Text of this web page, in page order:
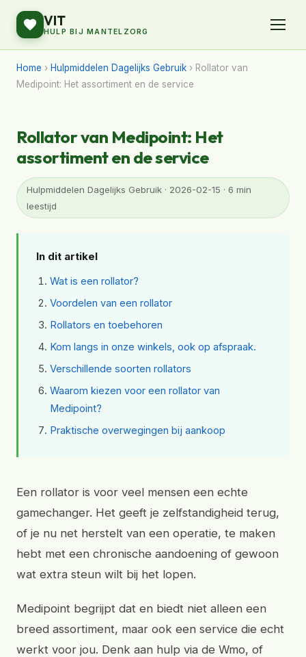
VIT
HULP BIJ MANTELZORG
Home › Hulpmiddelen Dagelijks Gebruik › Rollator van
Medipoint: Het assortiment en de service
Rollator van Medipoint: Het
assortiment en de service
Hulpmiddelen Dagelijks Gebruik · 2026-02-15 · 6 min
leestijd
In dit artikel
Wat is een rollator?
Voordelen van een rollator
Rollators en toebehoren
Kom langs in onze winkels, ook op afspraak.
Verschillende soorten rollators
Waarom kiezen voor een rollator van
Medipoint?
Praktische overwegingen bij aankoop
Een rollator is voor veel mensen een echte
gamechanger. Het geeft je zelfstandigheid terug,
of je nu net herstelt van een operatie, te maken
hebt met een chronische aandoening of gewoon
wat extra steun wilt bij het lopen.
Medipoint begrijpt dat en biedt niet alleen een
breed assortiment, maar ook een service die echt
werkt voor jou. Denk aan hulp via de Wmo, of